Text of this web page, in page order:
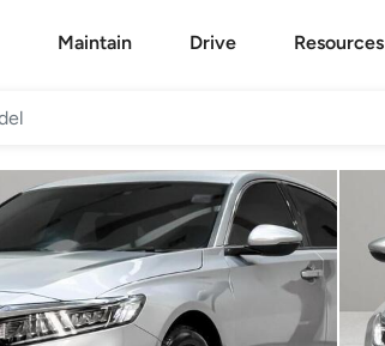
Maintain Drive Resources